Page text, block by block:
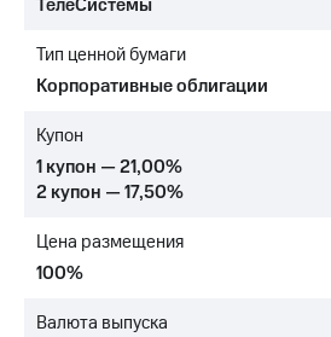
о технологиях
Интервью
Финансовая
Новости
ТелеСистемы
Тип ценной бумаги
Корпоративные облигации
Купон
1 купон — 21,00%
2 купон — 17,50%
Цена размещения
100%
Валюта выпуска